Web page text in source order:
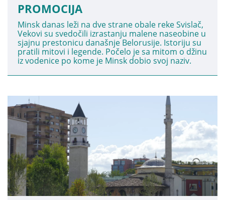
PROMOCIJA
Minsk danas leži na dve strane obale reke Svislač,
Vekovi su svedočili izrastanju malene naseobine u
sjajnu prestonicu današnje Belorusije. Istoriju su
pratili mitovi i legende. Počelo je sa mitom o džinu
iz vodenice po kome je Minsk dobio svoj naziv.